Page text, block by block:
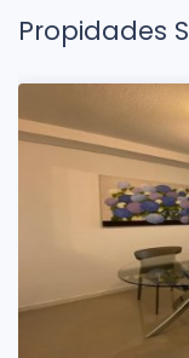
Propidades